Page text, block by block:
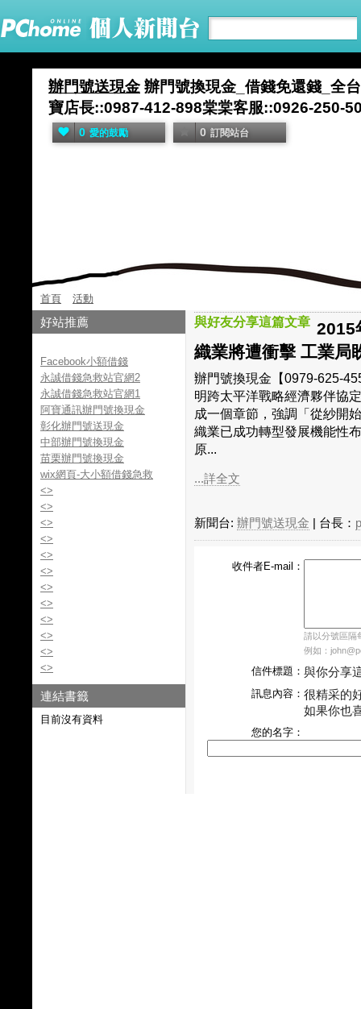
辦門號送現金 辦門號換現金_借錢免還錢_全
寶店長::0987-412-898棠棠客服::0926-250-
0 愛的鼓勵 0 訂閱站台
首頁 活動
與好友分享這篇文章 2015
織業將遭衝擊 工業局
辦門號換現金【0979-625-
明跨太平洋戰略經濟夥伴協
成一個章節，強調「從紗開
織業已成功轉型發展機能性
原...
...詳全文
新聞台: 辦門號送現金 | 台長：
收件者E-mail：
請以分號區隔
例如：
信件標題： 與你分享
訊息內容： 很精采的
如果你也
您的名字：
好站推薦
Facebook小額借錢
永誠借錢急救站官網2
永誠借錢急救站官網1
阿寶通訊辦門號換現金
彰化辦門號送現金
中部辦門號換現金
苗栗辦門號換現金
wix網頁-大小額借錢急救
<>
<>
<>
<>
<>
<>
<>
<>
<>
<>
<>
<>
連結書籤
目前沒有資料